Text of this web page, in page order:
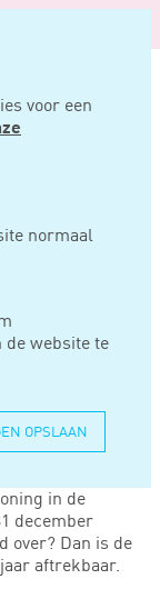
voor een
normaal
website te
OPSLAAN
in de
december
over? Dan is de
aftrekbaar.